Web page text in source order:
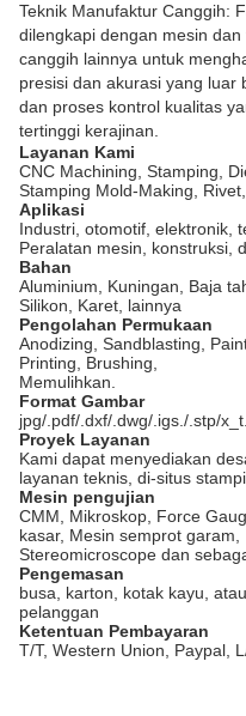
Teknik Manufaktur Canggih:
dilengkapi dengan mesin
canggih lainnya untuk
presisi dan akurasi yang luar
dan proses kontrol kualitas
tertinggi kerajinan.
Layanan Kami
CNC Machining, Stamping,
Stamping Mold-Making,
Aplikasi
Industri, otomotif, elektronik,
Peralatan mesin, konstruksi,
Bahan
Aluminium, Kuningan, Baja
Silikon, Karet, lainnya
Pengolahan Permukaan
Anodizing, Sandblasting,
Printing, Brushing,
Memulihkan.
Format Gambar
jpg/.pdf/.dxf/.dwg/.igs./.stp/
Proyek Layanan
Kami dapat menyediakan
layanan teknis, di-situs
Mesin pengujian
CMM, Mikroskop, Force
kasar, Mesin semprot garam,
Stereomicroscope dan
Pengemasan
busa, karton, kotak kayu,
pelanggan
Ketentuan Pembayaran
T/T, Western Union, Paypal,